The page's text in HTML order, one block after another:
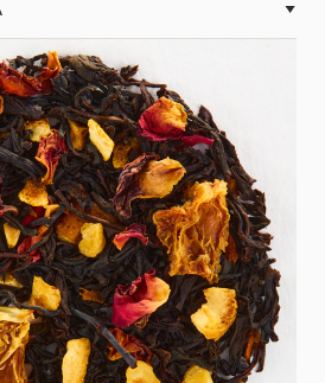
100 stopni C i parz przez 3-5